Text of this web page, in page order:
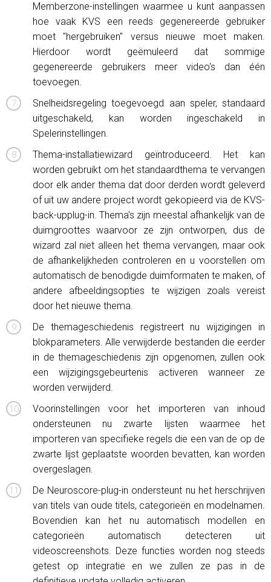
Memberzone-instellingen waarmee u kunt aanpassen
hoe vaak KVS een reeds gegenereerde gebruiker
moet "hergebruiken" versus nieuwe moet maken.
Hierdoor wordt geëmuleerd dat sommige
gegenereerde gebruikers meer video's dan één
toevoegen.
Snelheidsregeling toegevoegd aan speler, standaard
uitgeschakeld, kan worden ingeschakeld in
Spelerinstellingen.
Thema-installatiewizard geïntroduceerd. Het kan
worden gebruikt om het standaardthema te vervangen
door elk ander thema dat door derden wordt geleverd
of uit uw andere project wordt gekopieerd via de KVS-
back-upplug-in. Thema's zijn meestal afhankelijk van de
duimgroottes waarvoor ze zijn ontworpen, dus de
wizard zal niet alleen het thema vervangen, maar ook
de afhankelijkheden controleren en u voorstellen om
automatisch de benodigde duimformaten te maken, of
andere afbeeldingsopties te wijzigen zoals vereist
door het nieuwe thema.
De themageschiedenis registreert nu wijzigingen in
blokparameters. Alle verwijderde bestanden die eerder
in de themageschiedenis zijn opgenomen, zullen ook
een wijzigingsgebeurtenis activeren wanneer ze
worden verwijderd.
Voorinstellingen voor het importeren van inhoud
ondersteunen nu zwarte lijsten waarmee het
importeren van specifieke regels die een van de op de
zwarte lijst geplaatste woorden bevatten, kan worden
overgeslagen.
De Neuroscore-plug-in ondersteunt nu het herschrijven
van titels van oude titels, categorieën en modelnamen.
Bovendien kan het nu automatisch modellen en
categorieën automatisch detecteren uit
videoscreenshots. Deze functies worden nog steeds
getest op integratie en we zullen ze pas in de